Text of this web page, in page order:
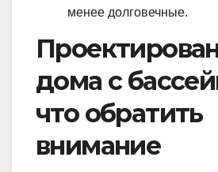
менее долговечные.
дома с
что обратить
внимание